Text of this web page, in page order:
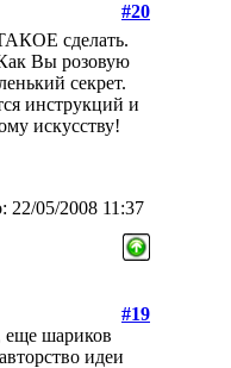
#20
сделать.
Вы розовую
секрет.
инструкций и
искусству!
22/05/2008 11:37
#19
еще шариков
идеи